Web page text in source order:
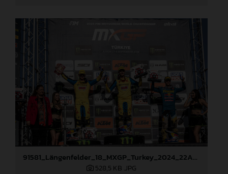
91581_Längenfelder_18_MXGP_Turkey_2024_22A3312
528,5 KB .JPG